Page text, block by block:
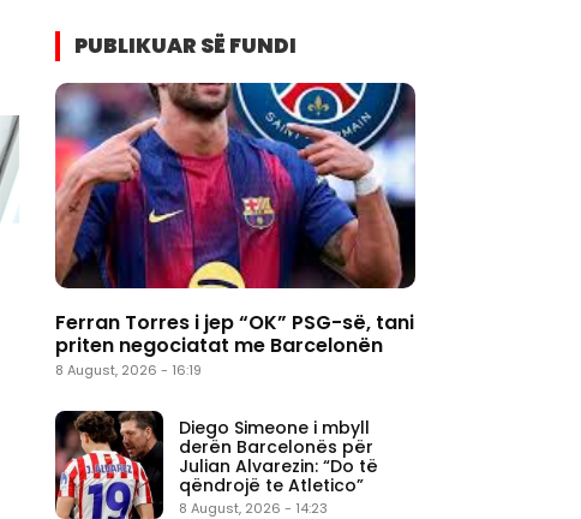
PUBLIKUAR SË FUNDI
Ferran Torres i jep “OK” PSG-së, tani
priten negociatat me Barcelonën
8 August, 2026 - 16:19
Diego Simeone i mbyll
derën Barcelonës për
Julian Alvarezin: “Do të
qëndrojë te Atletico”
8 August, 2026 - 14:23